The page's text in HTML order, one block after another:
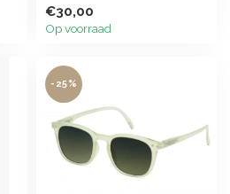
€30,00
Op voorraad
-25%